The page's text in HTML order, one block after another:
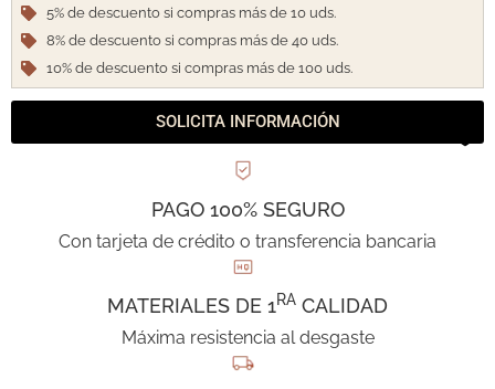
5% de descuento si compras más de 10 uds.
8% de descuento si compras más de 40 uds.
10% de descuento si compras más de 100 uds.
SOLICITA INFORMACIÓN
PAGO 100% SEGURO
Con tarjeta de crédito o transferencia bancaria
MATERIALES DE 1RA CALIDAD
Máxima resistencia al desgaste